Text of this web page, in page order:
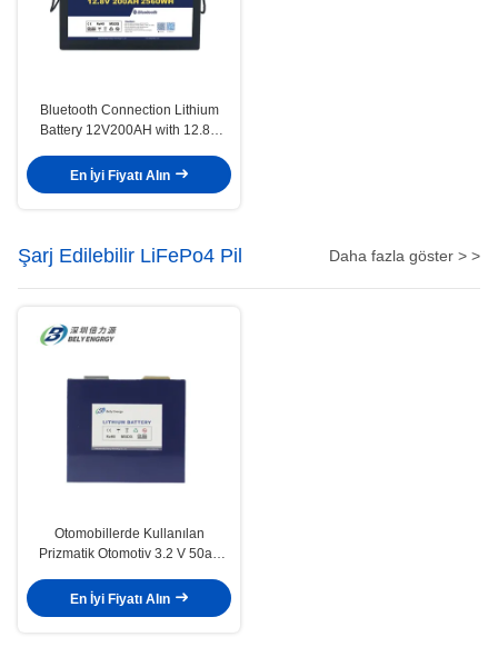
Bluetooth Connection Lithium
Battery 12V200AH with 12.8V
Charge Current and 0-60C
Charge Temperature
En İyi Fiyatı Alın
Şarj Edilebilir LiFePo4 Pil Daha fazla göster > >
Otomobillerde Kullanılan
Prizmatik Otomotiv 3.2 V 50ah
En İyi Fiyatı Alın